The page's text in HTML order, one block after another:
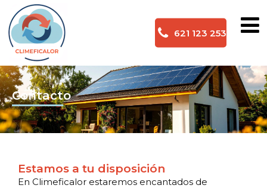
621 123 253
Contacto
Estamos a tu disposición
En Climeficalor estaremos encantados de